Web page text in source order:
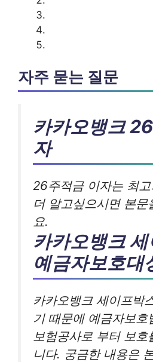
자주 묻는 질문
카카오뱅크
자
26주적금 이자는 최
더 알고싶으시면 본문
요.
카카오뱅크
예금자보호대
카카오뱅크 세이프박
기 때문에 예금자보호
보험공사로 부터 보
니다. 궁금한 내용은